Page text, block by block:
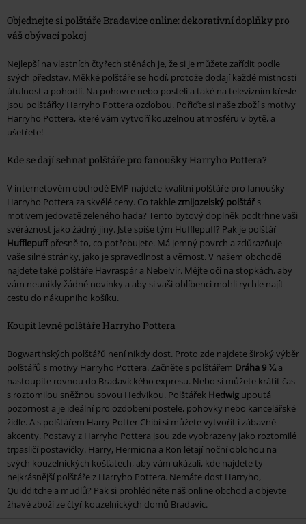
Objednejte si polštáře Bradavice online: dekorativní doplňky pro
váš obývací pokoj
Nejlepší na vlastních čtyřech stěnách je, že si je můžete zařídit podle
svých představ. Měkké polštáře se hodí, protože dodají každé místnosti
útulnost a pohodlí. Na pohovce nebo posteli a také na televizním křesle
jsou polštářky Harryho Pottera ozdobou. Pořiďte si naše zboží s motivy
Harryho Pottera, které vám vytvoří kouzelnou atmosféru v bytě, a
ušetřete!
Kde se dají sehnat polštáře pro fanoušky Harryho Pottera?
V internetovém obchodě EMP najdete kvalitní polštáře pro fanoušky
Harryho Pottera za skvělé ceny. Co takhlezmijozelský polštářs
motivem jedovatě zeleného hada? Tento bytový doplněk podtrhne vaši
svéráznost jako žádný jiný. Jste spíše tým Hufflepuff? Pak je polštář
Hufflepuffpřesně to, co potřebujete. Má jemný povrch a zdůrazňuje
vaše silné stránky, jako je spravedlnost a věrnost. V našem obchodě
najdete také polštáře Havraspár a Nebelvír. Mějte oči na stopkách, aby
vám neunikly žádné novinky a aby si vaši oblíbenci mohli rychle najít
cestu do nákupního košíku.
Koupit levné polštáře Harryho Pottera
Bogwarthských polštářů není nikdy dost. Proto zde najdete široký výběr
polštářů s motivy Harryho Pottera. Začněte s polštářem Dráha 9 ¾a
nastoupíte rovnou do Bradavického expresu. Nebo si můžete krátit čas
s roztomilou sněžnou sovou Hedvikou. Polštářek Hedwig upoutá
pozornost a je ideální pro ozdobení postele, pohovky nebo kancelářské
židle. A s polštářem Harry Potter Chibi si můžete vytvořit i zábavné
akcenty. Postavy z Harryho Pottera jsou zde vyobrazeny jako roztomilé
trpasličí postavičky. Harry, Hermiona a Ron létají noční oblohou na
svých kouzelnických košťatech, aby vám ukázali, kde najdete ty
nejkrásnější polštáře z Harryho Pottera. Nemáte dost Harryho,
Quidditche a mudlů? Pak si prohlédněte náš online obchod a objevte
žhavé zboží ze čtyř kouzelnických domů Bradavic.